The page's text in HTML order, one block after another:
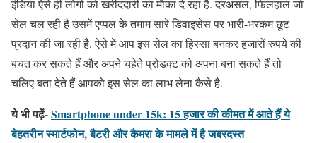
इंडिया ऐसे ही लोगों को खरीददारी का मौका दे रहा है. दरअसल, फिलहाल जो
सेल चल रही है उसमें एप्पल के तमाम सारे डिवाइसेस पर भारी-भरकम छूट
प्रदान की जा रही है. ऐसे में आप इस सेल का हिस्सा बनकर हजारों रुपये की
बचत कर सकते हैं और अपने चहेते प्रोडक्ट को अपना बना सकते हैं तो
चलिए बता देते हैं आपको इस सेल का लाभ लेना कैसे है.
ये भी पढ़ें-Smartphone under 15k: 15 हजार की कीमत में आते हैं ये
बेहतरीन स्मार्टफोन, बैटरी और कैमरा के मामले में है जबरदस्त